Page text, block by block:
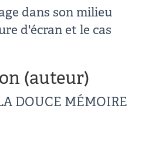
dans son milieu
d'écran et le cas
(auteur)
DOUCE MÉMOIRE